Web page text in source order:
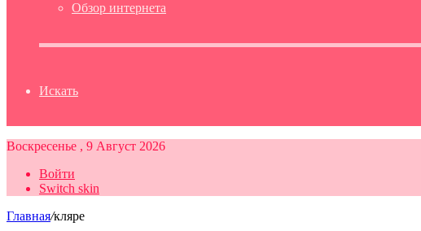
Обзор интернета
Искать
Воскресенье , 9 Август 2026
Войти
Switch skin
Главная/кляре